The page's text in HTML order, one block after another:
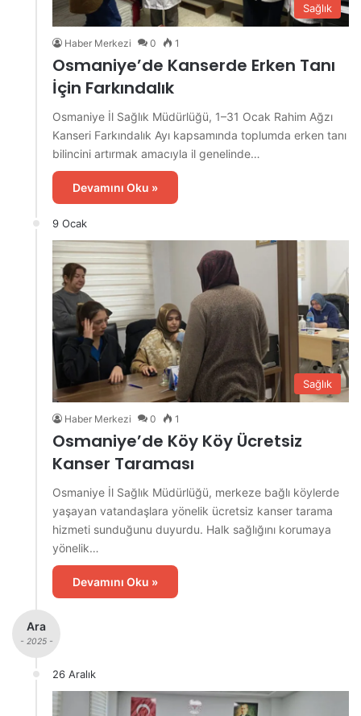
Sağlık
Haber Merkezi 0 1
Osmaniye’de Kanserde Erken Tanı
İçin Farkındalık
Osmaniye İl Sağlık Müdürlüğü, 1–31 Ocak Rahim Ağzı
Kanseri Farkındalık Ayı kapsamında toplumda erken tanı
bilincini artırmak amacıyla il genelinde…
Devamını Oku »
9 Ocak
Sağlık
Haber Merkezi 0 1
Osmaniye’de Köy Köy Ücretsiz
Kanser Taraması
Osmaniye İl Sağlık Müdürlüğü, merkeze bağlı köylerde
yaşayan vatandaşlara yönelik ücretsiz kanser tarama
hizmeti sunduğunu duyurdu. Halk sağlığını korumaya
yönelik…
Devamını Oku »
Ara
- 2025 -
26 Aralık